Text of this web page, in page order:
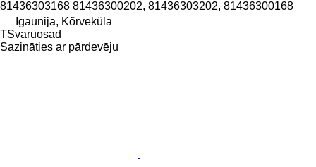
81436303168 81436300202, 81436303202, 81436300168
Igaunija, Kõrveküla
TSvaruosad
Sazināties ar pārdevēju